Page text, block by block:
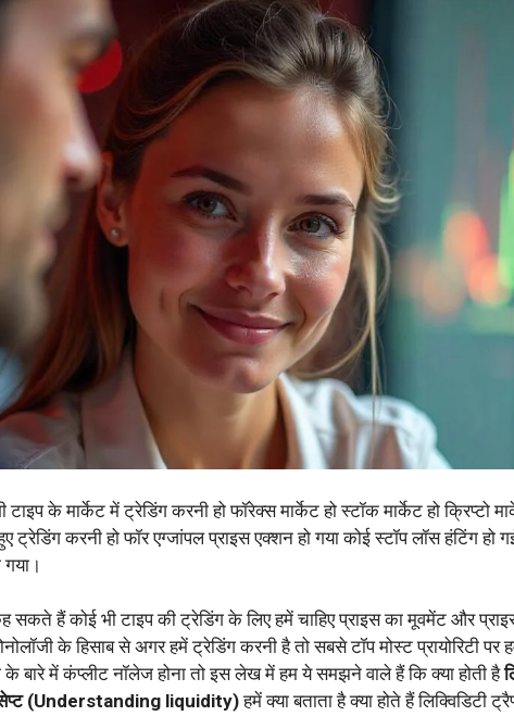
टाइप के मार्केट में ट्रेडिंग करनी हो फॉरेक्स मार्केट हो स्टॉक मार्केट हो क्रिप्टो
करनी हो फॉर एग्जांपल प्राइस एक्शन हो गया कोई स्टॉप लॉस हंटिंग हो गई
सकते हैं कोई भी टाइप की ट्रेडिंग के लिए हमें चाहिए प्राइस का मूवमेंट और
के हिसाब से अगर हमें ट्रेडिंग करनी है तो सबसे टॉप मोस्ट प्रायोरिटी पर
के बारे में कंप्लीट नॉलेज होना तो इस लेख में हम ये समझने वाले हैं कि क्या होती है
(Understanding liquidity)हमें क्या बताता है क्या होते हैं लिक्विडिटी